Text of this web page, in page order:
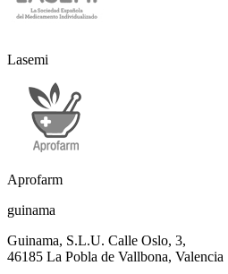
Lasemi
Aprofarm
guinama
Guinama, S.L.U. Calle Oslo, 3,
46185 La Pobla de Vallbona, Valencia